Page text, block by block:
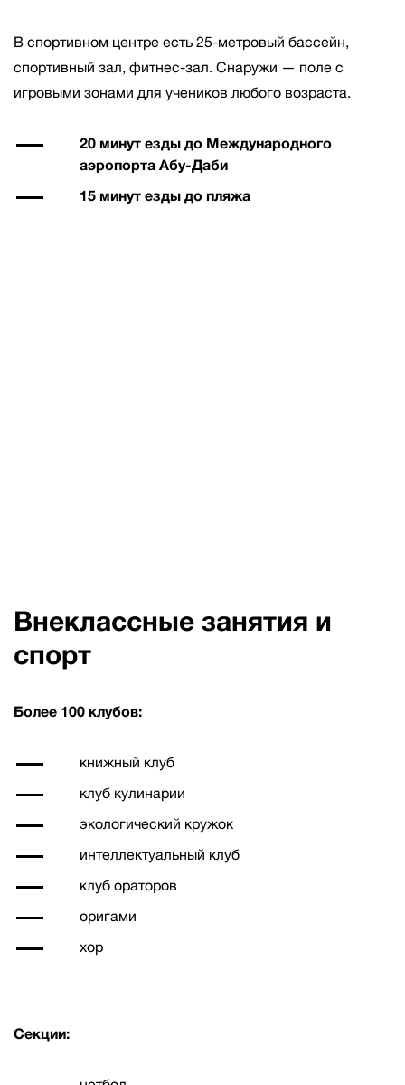
В спортивном центре есть 25-метровый бассейн,
спортивный зал, фитнес-зал. Снаружи — поле с
игровыми зонами для учеников любого возраста.
20 минут езды до Международного
аэропорта Абу-Даби
15 минут езды до пляжа
Внеклассные занятия и
спорт
Более 100 клубов:
книжный клуб
клуб кулинарии
экологический кружок
интеллектуальный клуб
клуб ораторов
оригами
хор
Секции: